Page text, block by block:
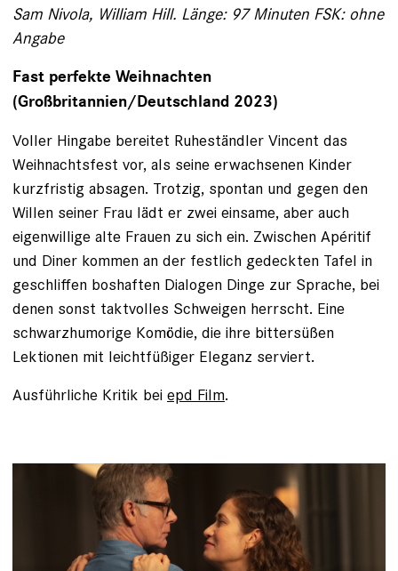
Sam Nivola, William Hill. Länge: 97 Minuten FSK: ohne
Angabe
Fast perfekte Weihnachten
(Großbritannien/Deutschland 2023)
Voller Hingabe bereitet Ruheständler Vincent das
Weihnachtsfest vor, als seine erwachsenen Kinder
kurzfristig absagen. Trotzig, spontan und gegen den
Willen seiner Frau lädt er zwei einsame, aber auch
eigenwillige alte Frauen zu sich ein. Zwischen Apéritif
und Diner kommen an der festlich gedeckten Tafel in
geschliffen boshaften Dialogen Dinge zur Sprache, bei
denen sonst taktvolles Schweigen herrscht. Eine
schwarzhumorige Komödie, die ihre bittersüßen
Lektionen mit leichtfüßiger Eleganz serviert.
Ausführliche Kritik bei epd Film.